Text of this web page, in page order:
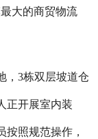
大的商贸物流
3栋双层坡道仓
正开展室内装
照规范操作，